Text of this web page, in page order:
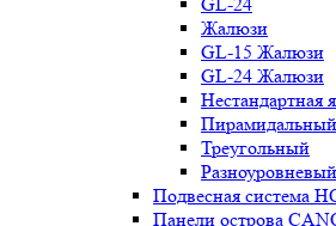
Жалюзи
GL-15 Жалюзи
GL-24 Жалюзи
Нестандартная
Пирамидальный
Треугольный
Разноуровневый
Подвесная система
Панели острова